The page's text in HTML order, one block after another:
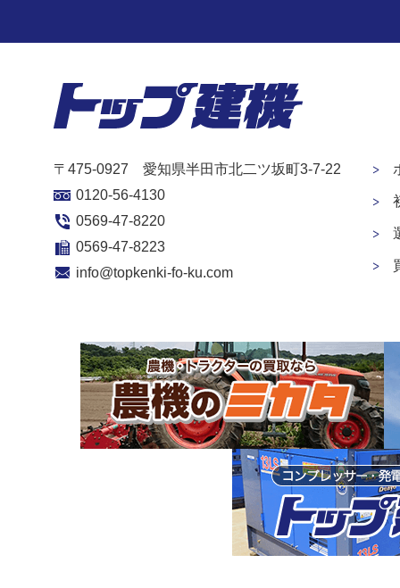
〒475-0927 愛知県半田市北二ツ坂町3-7-22
0120-56-4130
0569-47-8220
0569-47-8223
info@topkenki-fo-ku.com